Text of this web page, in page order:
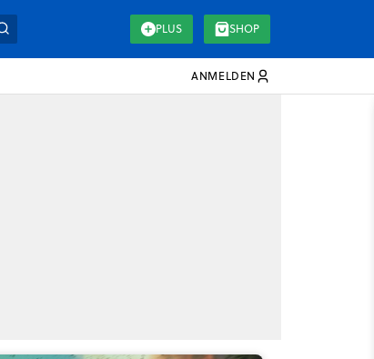
PLUS SHOP
ANMELDEN